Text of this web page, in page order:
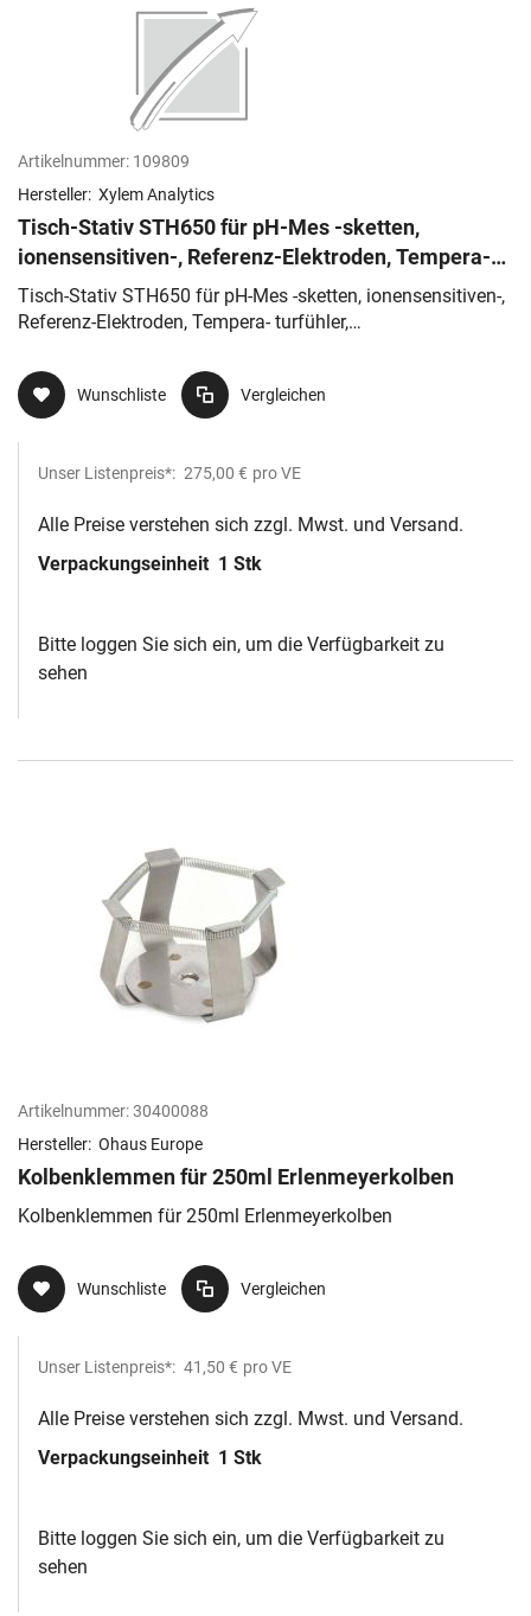
Artikelnummer: 109809
Hersteller: Xylem Analytics
Tisch-Stativ STH650 für pH-Mes -sketten,
ionensensitiven-, Referenz-Elektroden, Tempera-
turfühler, Sauerstoffsensoren
Tisch-Stativ STH650 für pH-Mes -sketten, ionensensitiven-,
Referenz-Elektroden, Tempera- turfühler,
Wunschliste Vergleichen
Unser Listenpreis*: 275,00 € pro VE
Alle Preise verstehen sich zzgl. Mwst. und Versand.
Verpackungseinheit 1 Stk
Bitte loggen Sie sich ein, um die Verfügbarkeit zu
sehen
Artikelnummer:30400088
Hersteller: Ohaus Europe
Kolbenklemmen für 250ml Erlenmeyerkolben
Kolbenklemmen für 250ml Erlenmeyerkolben
Wunschliste Vergleichen
Unser Listenpreis*: 41,50 € pro VE
Alle Preise verstehen sich zzgl. Mwst. und Versand.
Verpackungseinheit 1 Stk
Bitte loggen Sie sich ein, um die Verfügbarkeit zu
sehen